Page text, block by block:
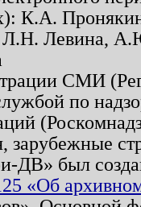
К.А.
Левина,
СМИ
по
зарубежные
ДВ» был
«Об